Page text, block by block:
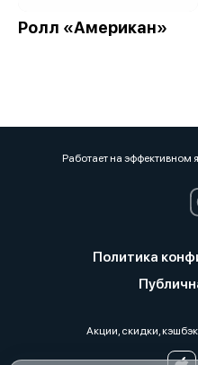
Ролл «Американ»
Работает на эффективном
Политика
Акции, скидки,